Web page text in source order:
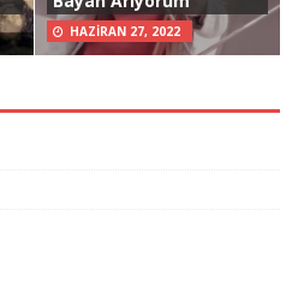
HAZIRAN 27, 2022